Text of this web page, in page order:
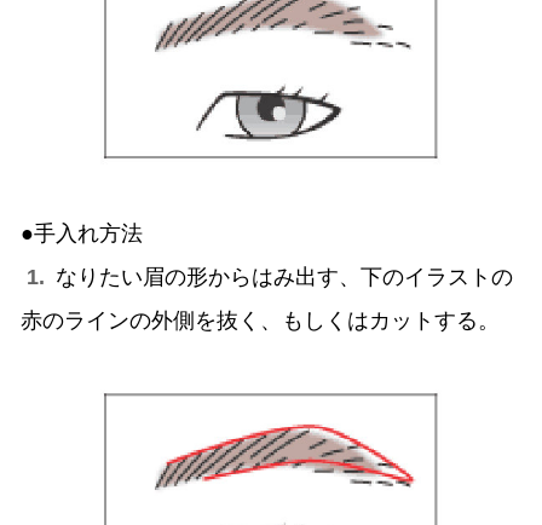
●手入れ方法
1. なりたい眉の形からはみ出す、下のイラストの
赤のラインの外側を抜く、もしくはカットする。